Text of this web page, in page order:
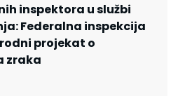
inspektora u službi
Federalna inspekcija
projekat o
zraka